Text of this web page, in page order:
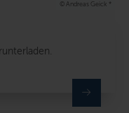
© Andreas Geick *